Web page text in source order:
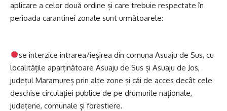
aplicare a celor două ordine și care trebuie respectate în
perioada carantinei zonale sunt următoarele:
se interzice intrarea/ieșirea din comuna Asuaju de Sus, cu
localitățile aparținătoare Asuaju de Sus și Asuaju de Jos,
județul Maramureș prin alte zone și căi de acces decât cele
deschise circulației publice de pe drumurile naționale,
județene, comunale și forestiere.